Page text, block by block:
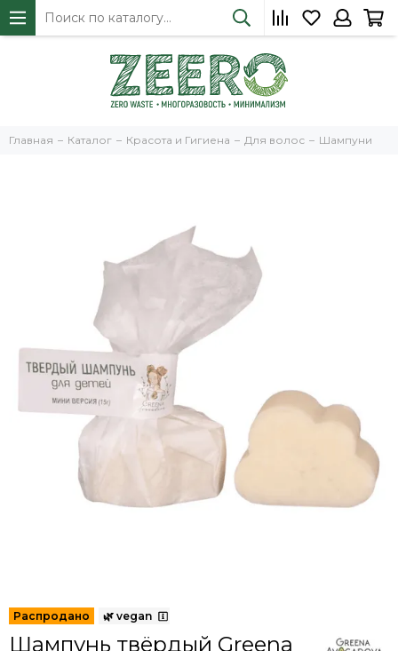
Главная Каталог Красота и Гигиена Для волос Шампуни
Шампунь твёрдый Greena